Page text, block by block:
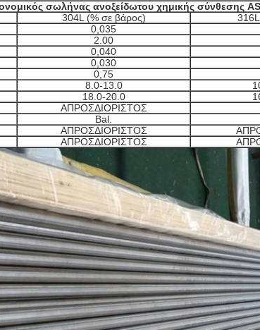
σωλήνας ανοξείδωτου χημικής σύνθεσης
304L (% σε βάρος) 316L
0,035
2.00
0,040
0,030
0,75
8.0-13.0
18.0-20.0
ΑΠΡΟΣΔΙΟΡΙΣΤΟΣ
Bal.
ΑΠΡΟΣΔΙΟΡΙΣΤΟΣ
ΑΠΡΟΣΔΙΟΡΙΣΤΟΣ